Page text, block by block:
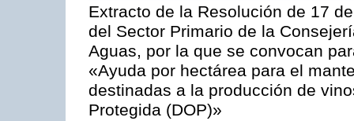
Extracto de la Resolución de 17
del Sector Primario de la
Aguas, por la que se convocan
«Ayuda por hectárea para el
destinadas a la producción de
Protegida (DOP)»